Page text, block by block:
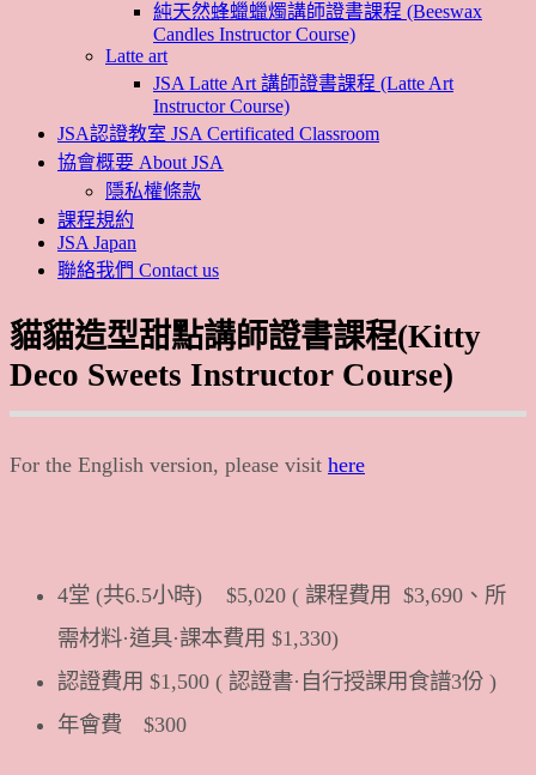
純天然蜂蠟蠟燭講師證書課程 (Beeswax
Candles Instructor Course)
Latte art
JSA Latte Art 講師證書課程 (Latte Art
Instructor Course)
JSA認證教室 JSA Certificated Classroom
協會概要 About JSA
隱私權條款
課程規約
JSA Japan
聯絡我們 Contact us
貓貓造型甜點講師證書課程(Kitty
Deco Sweets Instructor Course)
For the English version, please visit here
4堂 (共6.5小時) $5,020 ( 課程費用
$3,690、所
需材料·道具·課本費用 $1,330)
認證費用 $1,500 ( 認證書·自行授課用食譜3份 )
年會費 $300